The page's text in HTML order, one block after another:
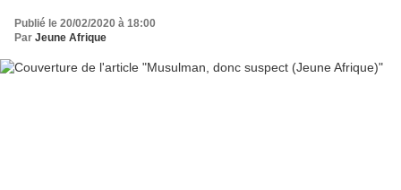
Publié le 20/02/2020 à 18:00
Par Jeune Afrique